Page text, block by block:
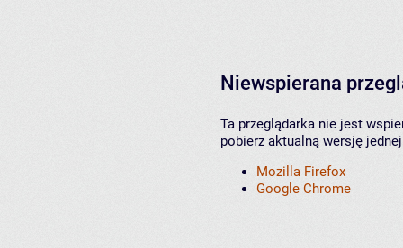
Niewspierana
Ta przeglądarka nie jest
pobierz aktualną wersję
Mozilla Firefox
Google Chrome